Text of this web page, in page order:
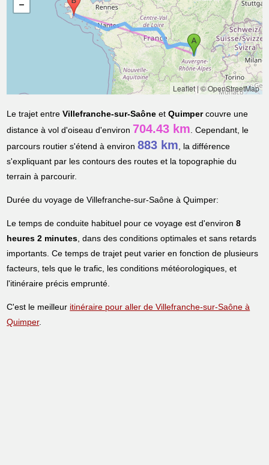
Leaflet|© OpenStreetMap
Le trajet entreVillefranche-sur-Saône etQuimpercouvre une
distance à vol d'oiseau d'environ 704.43 km. Cependant, le
parcours routier s'étend à environ883 km, la différence
s'expliquant par les contours des routes et la topographie du
terrain à parcourir.
Durée du voyage de Villefranche-sur-Saône à Quimper:
Le temps de conduite habituel pour ce voyage est d'environ8
heures 2 minutes, dans des conditions optimales et sans retards
importants. Ce temps de trajet peut varier en fonction de plusieurs
facteurs, tels que le trafic, les conditions météorologiques, et
l'itinéraire précis emprunté.
C'est le meilleur itinéraire pour aller de Villefranche-sur-Saône à
Quimper.